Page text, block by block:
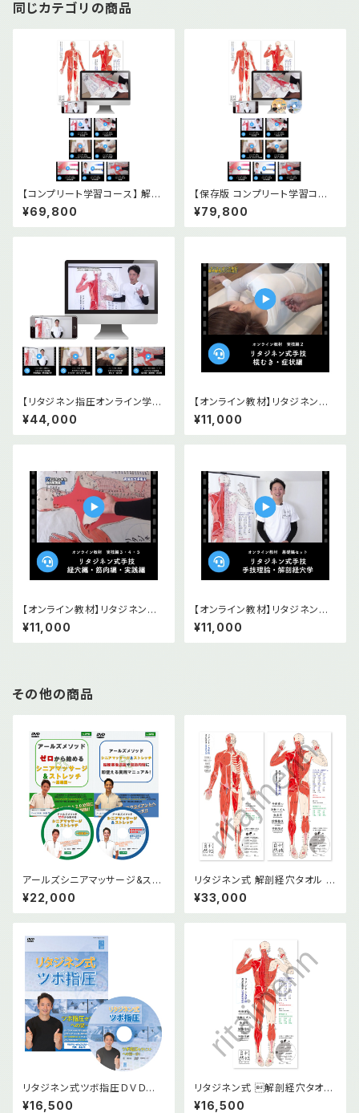
同じカテゴリの商品
【コンプリート学習コース】 解剖
経穴タオル 前後面2枚＋オンラ
イン教材(基礎編2本・実技篇5
本)セット
¥69,800
【保存版 コンプリート学習コー
ス】解剖経穴タオル 前後面2枚
＋オンライン教材(基礎編2本・
実技篇5本)＋DVD2本セット
¥79,800
【リタジネン指圧オンライン学習
コース】実技編5本基礎編2本セ
ット
¥44,000
【オンライン教材】リタジネン指
圧 横むき・症状編
¥11,000
【オンライン教材】リタジネン指
圧 経穴編・筋肉編・実践編
¥11,000
【オンライン教材】リタジネン指
圧 手技理論 解剖経穴学基礎2
本セット
¥11,000
その他の商品
アールズシニアマッサージ&スト
レッチ DVD版2本＆オンライン
版セット(テキスト１冊付)
¥22,000
リタジネン式 解剖経穴タオル 前
面後面2枚セット
¥33,000
リタジネン式ツボ指圧ＤＶＤ版＆
オンライン版
¥16,500
リタジネン式 解剖経穴タオル
後面
¥16,500